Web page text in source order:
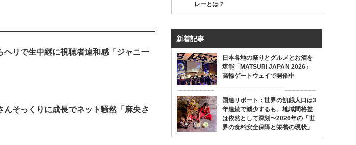
ヘリで生中継に視聴者違和感「ジャニー
そっくりに成長でネット騒然「麻央さ
レーとは？
新着記事
日本各地の祭りとグルメとお酒を
堪能「MATSURI JAPAN 2026」
高輪ゲートウェイで開催中
国連リポート：世界の飢餓人口は3
年連続で減少するも、地域間格差
は依然として深刻〜2026年の「世
界の食料安全保障と栄養の現状」